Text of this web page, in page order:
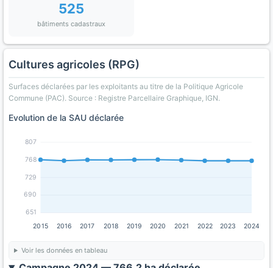
525
bâtiments cadastraux
Cultures agricoles (RPG)
Surfaces déclarées par les exploitants au titre de la Politique Agricole
Commune (PAC). Source : Registre Parcellaire Graphique, IGN.
Evolution de la SAU déclarée
651
690
729
768
807
2015 2016 2017 2018 2019 2020 2021 2022 2023 2024
Voir les données en tableau